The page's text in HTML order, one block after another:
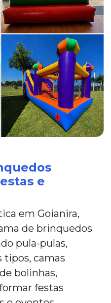
e
em Goianira,
de brinquedos
pula-pulas,
tipos, camas
bolinhas,
festas